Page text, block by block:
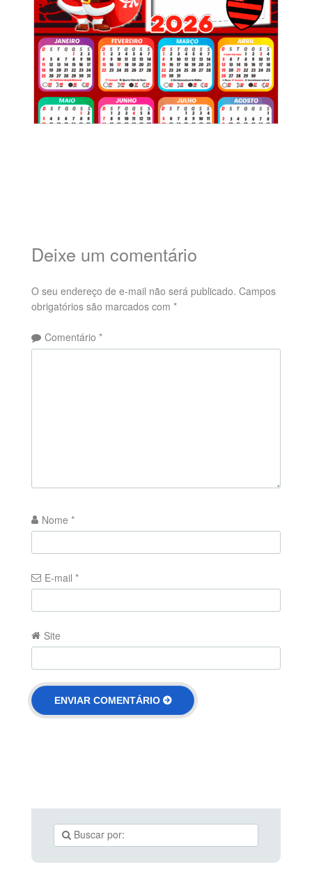
Deixe um comentário
O seu endereço de e-mail não será publicado. Campos
obrigatórios são marcados com *
Comentário *
Nome *
E-mail *
Site